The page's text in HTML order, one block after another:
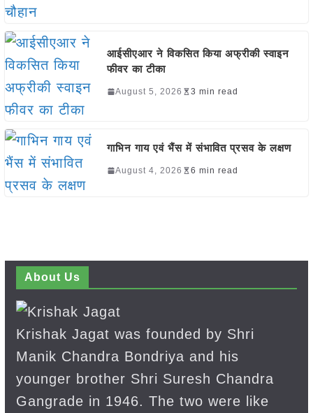
आईसीएआर ने विकसित किया अफ्रीकी स्वाइन
फीवर का टीका
August 5, 2026 3 min read
गाभिन गाय एवं भैंस में संभावित प्रसव के लक्षण
August 4, 2026 6 min read
About Us
Krishak Jagat was founded by Shri
Manik Chandra Bondriya and his
younger brother Shri Suresh Chandra
Gangrade in 1946. The two were like